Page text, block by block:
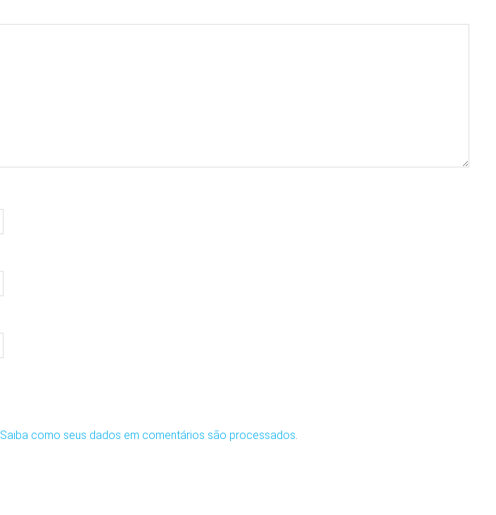
Saiba como seus dados em comentários são processados